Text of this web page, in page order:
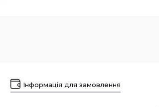
Інформація для замовлення